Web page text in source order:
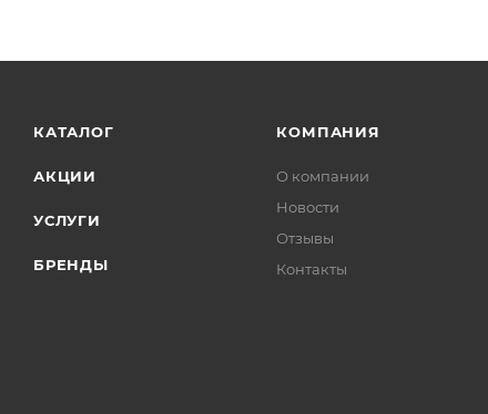
КАТАЛОГ
АКЦИИ
УСЛУГИ
БРЕНДЫ
КОМПАНИЯ
О компании
Новости
Отзывы
Контакты